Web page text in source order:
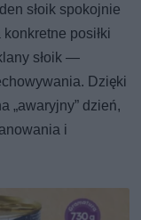
słoik spokojnie
posiłki
słoik —
Dzięki
„awaryjny” dzień,
i